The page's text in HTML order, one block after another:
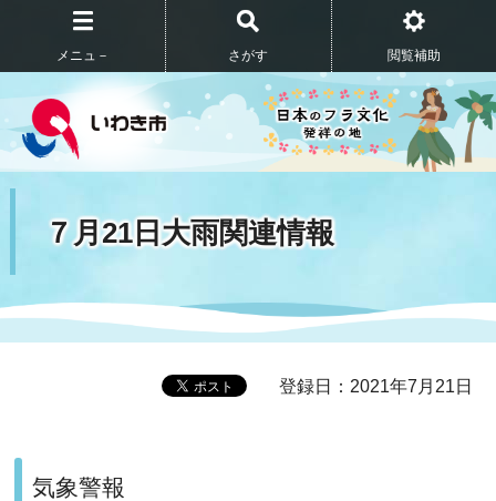
メニュ－ さがす 閲覧補助
７月21日大雨関連情報
登録日：2021年7月21日
気象警報